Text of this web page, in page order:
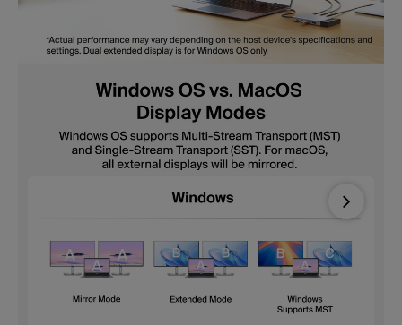
Next